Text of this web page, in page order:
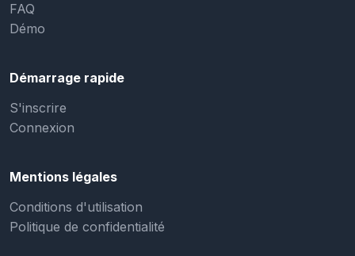
FAQ
Démo
Démarrage rapide
S'inscrire
Connexion
Mentions légales
Conditions d'utilisation
Politique de confidentialité